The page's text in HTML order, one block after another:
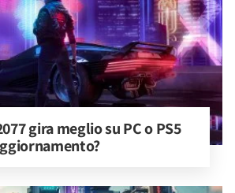
gira meglio su PC o PS5